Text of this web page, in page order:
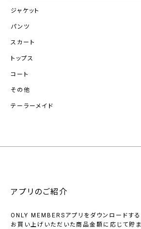
ジャケット
パンツ
スカート
トップス
コート
その他
テーラーメイド
アプリのご紹介
ONLY MEMBERSアプリをダウンロードする
お買い上げいただいた商品金額に応じて貯